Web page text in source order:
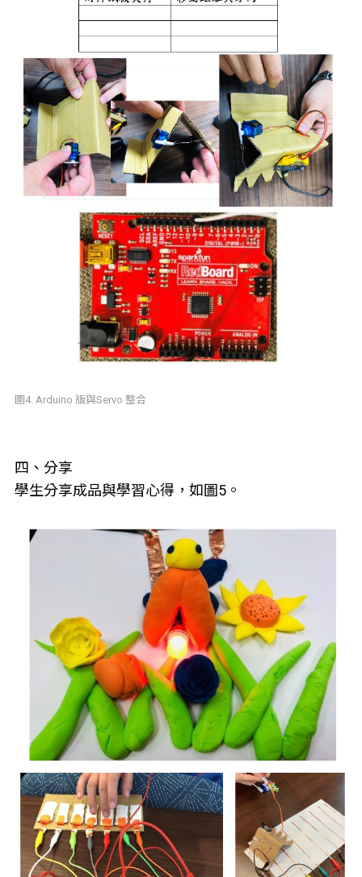
圖4. Arduino 版與Servo 整合
四、分享
學生分享成品與學習心得，如圖5。